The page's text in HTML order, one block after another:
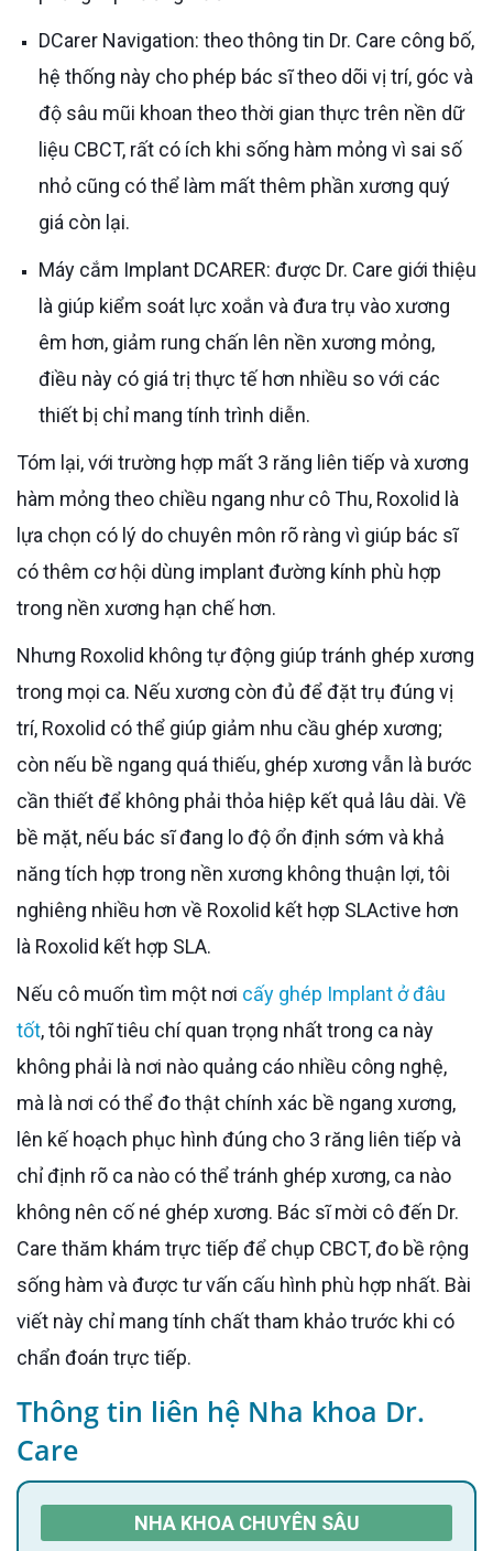
DCarer Navigation: theo thông tin Dr. Care công bố,
hệ thống này cho phép bác sĩ theo dõi vị trí, góc và
độ sâu mũi khoan theo thời gian thực trên nền dữ
liệu CBCT, rất có ích khi sống hàm mỏng vì sai số
nhỏ cũng có thể làm mất thêm phần xương quý
giá còn lại.
Máy cắm Implant DCARER: được Dr. Care giới thiệu
là giúp kiểm soát lực xoắn và đưa trụ vào xương
êm hơn, giảm rung chấn lên nền xương mỏng,
điều này có giá trị thực tế hơn nhiều so với các
thiết bị chỉ mang tính trình diễn.
Tóm lại, với trường hợp mất 3 răng liên tiếp và xương
hàm mỏng theo chiều ngang như cô Thu, Roxolid là
lựa chọn có lý do chuyên môn rõ ràng vì giúp bác sĩ
có thêm cơ hội dùng implant đường kính phù hợp
trong nền xương hạn chế hơn.
Nhưng Roxolid không tự động giúp tránh ghép xương
trong mọi ca. Nếu xương còn đủ để đặt trụ đúng vị
trí, Roxolid có thể giúp giảm nhu cầu ghép xương;
còn nếu bề ngang quá thiếu, ghép xương vẫn là bước
cần thiết để không phải thỏa hiệp kết quả lâu dài. Về
bề mặt, nếu bác sĩ đang lo độ ổn định sớm và khả
năng tích hợp trong nền xương không thuận lợi, tôi
nghiêng nhiều hơn về Roxolid kết hợp SLActive hơn
là Roxolid kết hợp SLA.
Nếu cô muốn tìm một nơi cấy ghép Implant ở đâu
tốt, tôi nghĩ tiêu chí quan trọng nhất trong ca này
không phải là nơi nào quảng cáo nhiều công nghệ,
mà là nơi có thể đo thật chính xác bề ngang xương,
lên kế hoạch phục hình đúng cho 3 răng liên tiếp và
chỉ định rõ ca nào có thể tránh ghép xương, ca nào
không nên cố né ghép xương. Bác sĩ mời cô đến Dr.
Care thăm khám trực tiếp để chụp CBCT, đo bề rộng
sống hàm và được tư vấn cấu hình phù hợp nhất. Bài
viết này chỉ mang tính chất tham khảo trước khi có
chẩn đoán trực tiếp.
Thông tin liên hệ Nha khoa Dr.
Care
NHA KHOA CHUYÊN SÂU